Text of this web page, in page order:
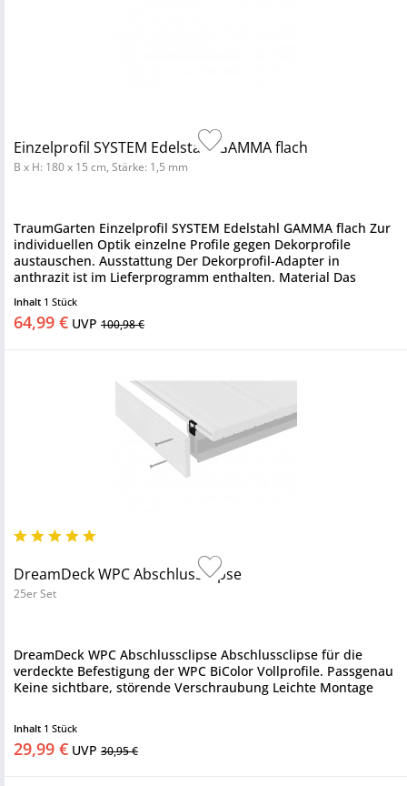
Einzelprofil SYSTEM Edelstahl GAMMA flach
B x H: 180 x 15 cm, Stärke: 1,5 mm
TraumGarten Einzelprofil SYSTEM Edelstahl GAMMA flach Zur
individuellen Optik einzelne Profile gegen Dekorprofile
austauschen. Ausstattung Der Dekorprofil-Adapter in
anthrazit ist im Lieferprogramm enthalten. Material Das
Inhalt 1 Stück
64,99 € UVP 100,98 €
DreamDeck WPC Abschlussclipse
25er Set
DreamDeck WPC Abschlussclipse Abschlussclipse für die
verdeckte Befestigung der WPC BiColor Vollprofile. Passgenau
Keine sichtbare, störende Verschraubung Leichte Montage
Inhalt 1 Stück
29,99 € UVP 30,95 €